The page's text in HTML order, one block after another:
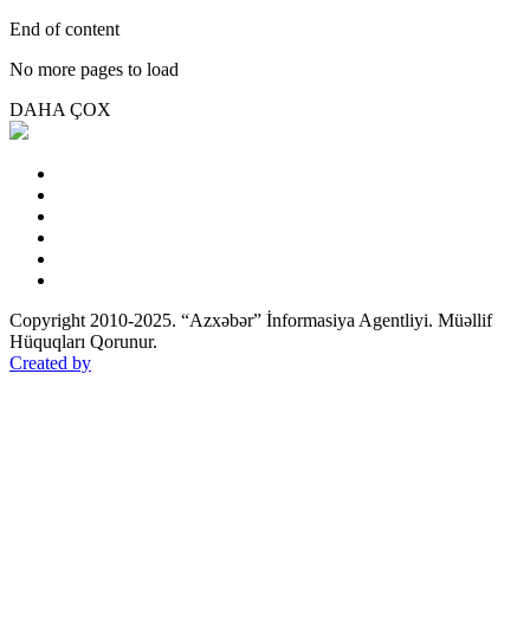
End of content
No more pages to load
DAHA ÇOX
Copyright 2010-2025. “Azxəbər” İnformasiya Agentliyi. Müəllif
Hüquqları Qorunur.
Created by